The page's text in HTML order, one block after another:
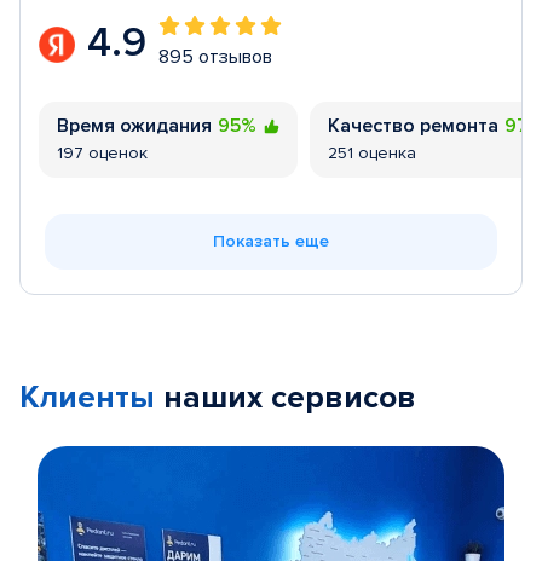
4.9 895 отзывов
Время ожидания 95%
197 оценок
Качество ремонта
251 оценка
Показать еще
Клиенты наших сервисов